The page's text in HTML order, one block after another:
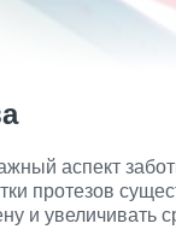
аспект
протезов
и увеличивать